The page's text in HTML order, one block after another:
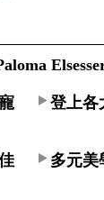
登上各
多元美